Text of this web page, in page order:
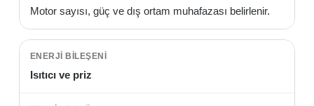
Motor sayısı, güç ve dış ortam muhafazası belirlenir.
Isıtıcı ve priz